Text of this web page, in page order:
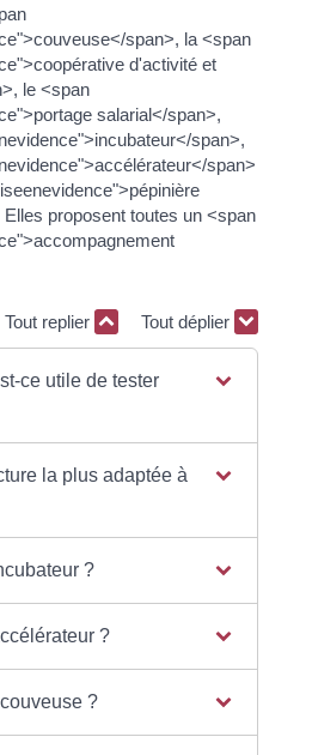
span>, la <span
d'activité et
le <span
salarial</span>,
span>,
span>
proposent toutes un <span
Tout replier Tout déplier
ce utile de tester
la plus adaptée à
?
?
?